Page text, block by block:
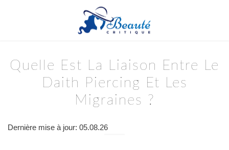
Quelle Est La Liaison Entre Le
Daith Piercing Et Les
Migraines ?
Dernière mise à jour: 05.08.26